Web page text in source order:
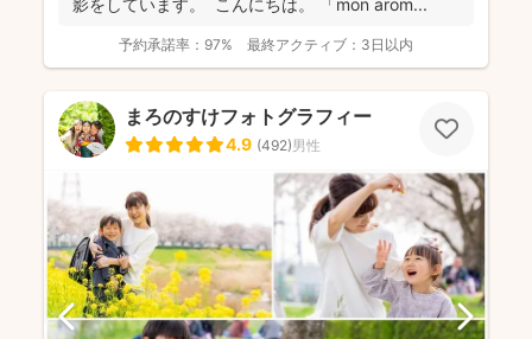
影をしています。 こんにちは。 「mon arom...
予約承諾率： 97% 最終アクティブ： 3日以内
まろのすけフォトグラフィー
4.9 (492)男性